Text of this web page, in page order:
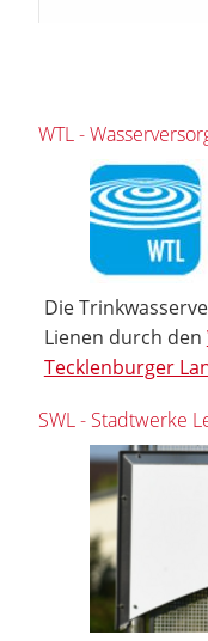
WTL -
Die
Lienen durch den
Tecklenburger
SWL - Stadtwerke